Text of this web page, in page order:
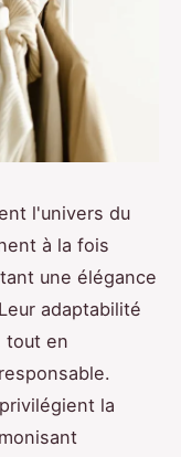
l'univers du
à la fois
une élégance
adaptabilité
tout en
la